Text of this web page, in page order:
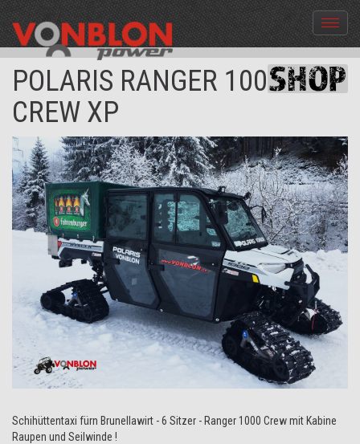
Menü
aus-
und
POLARIS RANGER 1000
CREW XP
Schihüttentaxi fürn Brunellawirt - 6 Sitzer - Ranger 1000 Crew mit Kabine
Raupen und Seilwinde !